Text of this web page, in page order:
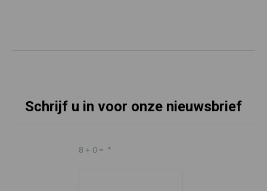
Schrijf u in voor onze nieuwsbrief
8 + 0 = *